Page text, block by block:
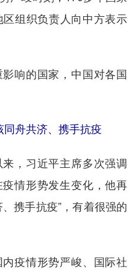
组织负责人向中方表示
响的国家，中国对各国
舟共济、携手抗疫
，习近平主席多次强调
情形势发生变化，他再
携手抗疫”，有着很强的
疫情形势严峻、国际社